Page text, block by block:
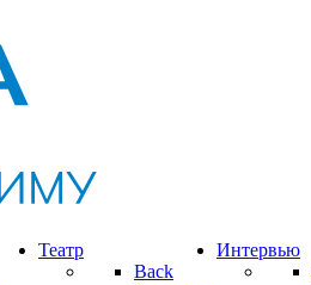
Театр
Back
Интервью